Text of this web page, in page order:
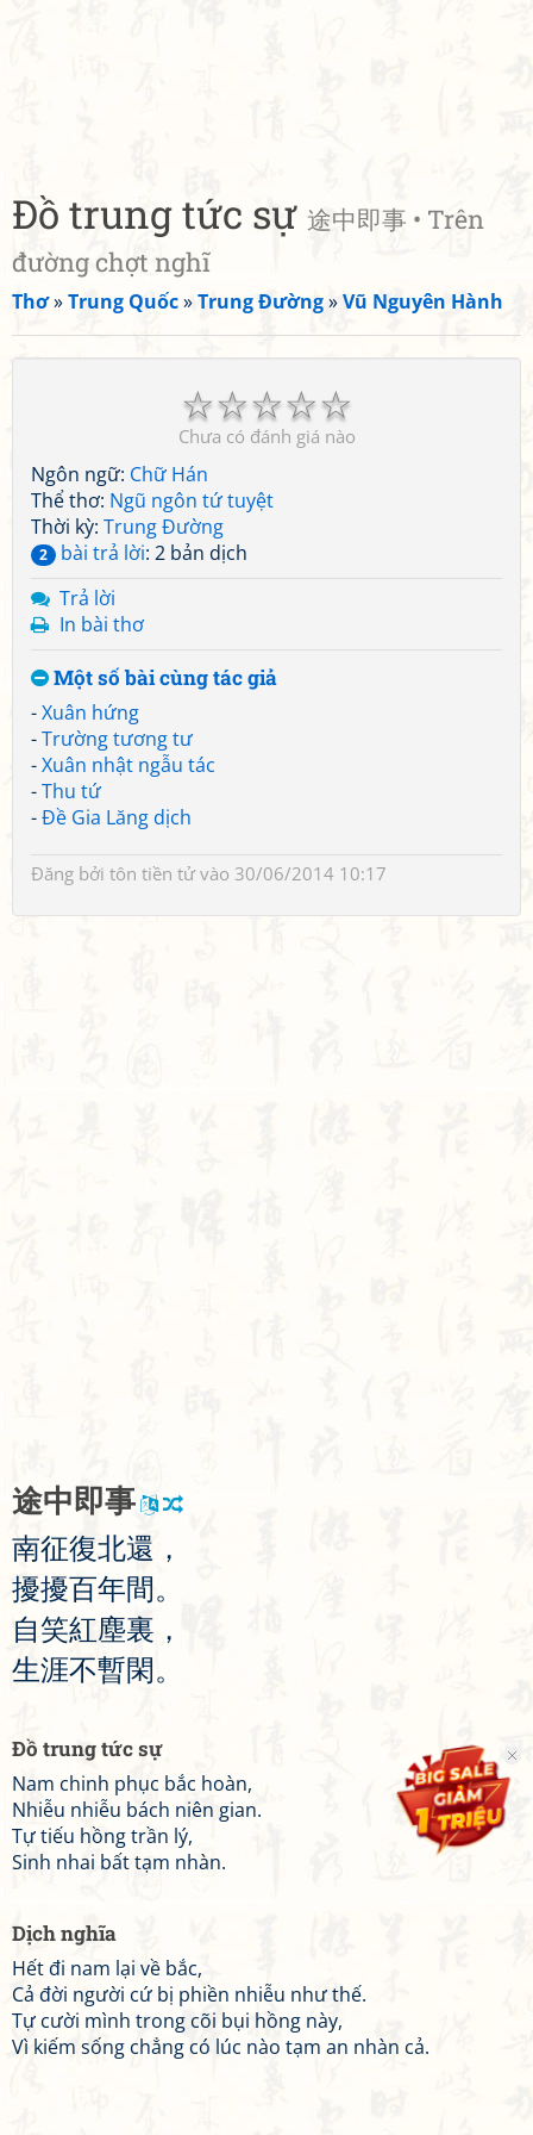
Đồ trung tức sự 途中即事 • Trên
đường chợt nghĩ
Thơ»Trung Quốc»Trung Đường»Vũ Nguyên Hành
☆
☆
☆
☆
☆
Chưa có đánh giá nào
Ngôn ngữ: Chữ Hán
Thể thơ: Ngũ ngôn tứ tuyệt
Thời kỳ: Trung Đường
2 bài trả lời: 2 bản dịch
Trả lời
In bài thơ
Một số bài cùng tác giả
-Xuân hứng
-Trường tương tư
-Xuân nhật ngẫu tác
-Thu tứ
-Đề Gia Lăng dịch
Đăng bởi tôn tiền tửvào 30/06/2014 10:17
途中即事
南征復北還 ，
擾擾百年間。
自笑紅塵裏 ，
生涯不暫閑。
Đồ trung tức sự
Nam chinh phục bắc hoàn,
Nhiễu nhiễu bách niên gian.
Tự tiếu hồng trần lý,
Sinh nhai bất tạm nhàn.
Dịch nghĩa
Hết đi nam lại về bắc,
Cả đời người cứ bị phiền nhiễu như thế.
Tự cười mình trong cõi bụi hồng này,
Vì kiếm sống chẳng có lúc nào tạm an nhàn cả.